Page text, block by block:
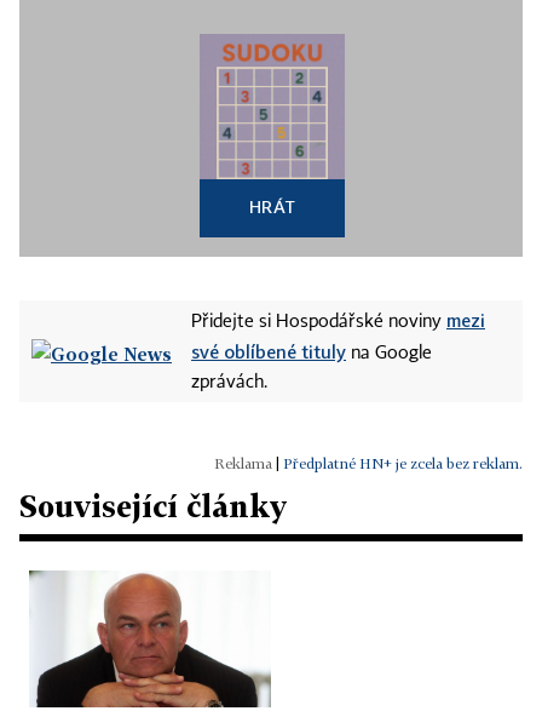
HRÁT
Přidejte si Hospodářské noviny mezi
své oblíbené tituly na Google
zprávách.
Předplatné HN+ je zcela bez reklam.
Související články